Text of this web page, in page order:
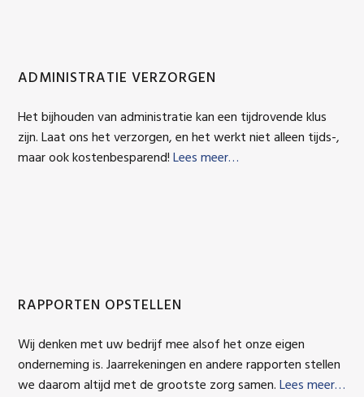
ADMINISTRATIE VERZORGEN
Het bijhouden van administratie kan een tijdrovende klus
zijn. Laat ons het verzorgen, en het werkt niet alleen tijds-,
maar ook kostenbesparend!Lees meer…
RAPPORTEN OPSTELLEN
Wij denken met uw bedrijf mee alsof het onze eigen
onderneming is. Jaarrekeningen en andere rapporten stellen
we daarom altijd met de grootste zorg samen.Lees meer…